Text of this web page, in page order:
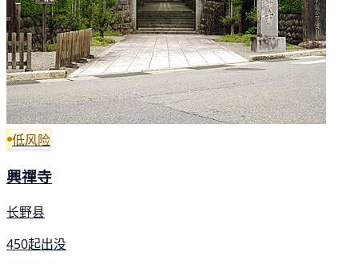
低风险
興禪寺
长野县
450起出没